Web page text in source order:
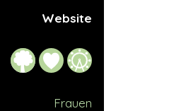
Website
Frauen